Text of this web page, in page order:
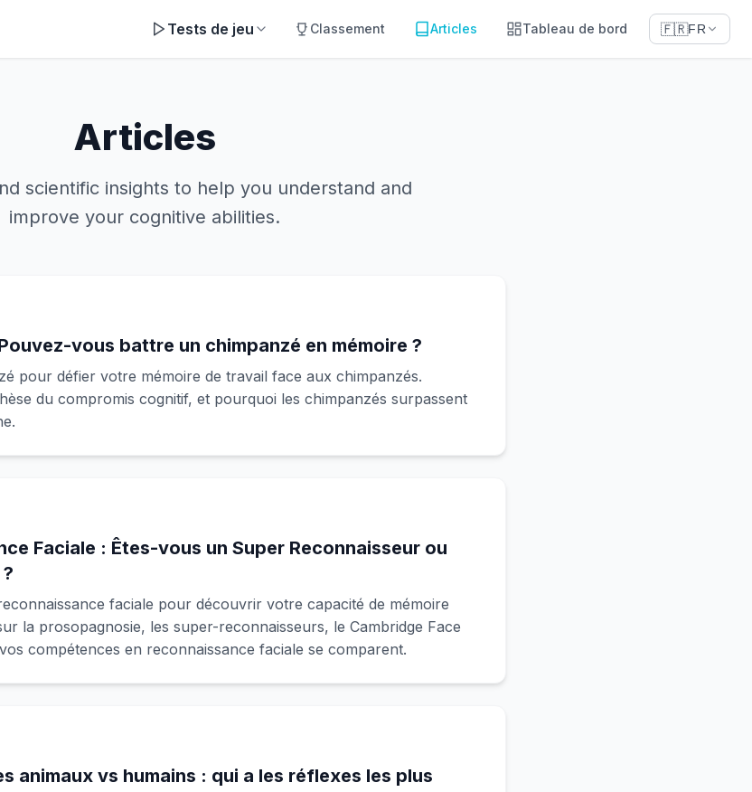
Tests de jeu Classement Articles Tableau de bord 🇫🇷FR
Articles
scientific insights to help you understand and
improve your cognitive abilities.
vous battre un chimpanzé en mémoire ?
pour défier votre mémoire de travail face aux chimpanzés.
du compromis cognitif, et pourquoi les chimpanzés surpassent
Faciale : Êtes-vous un Super Reconnaisseur ou
faciale pour découvrir votre capacité de mémoire
la prosopagnosie, les super-reconnaisseurs, le Cambridge Face
compétences en reconnaissance faciale se comparent.
animaux vs humains : qui a les réflexes les plus